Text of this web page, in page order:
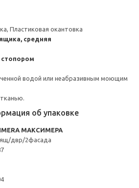
Пластиковая окантовка
средняя
стопором
водой или неабразивным моющим
об упаковке
МАКСИМЕРА
двр/2фасада